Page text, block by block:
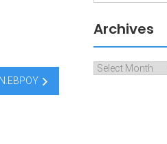
Archives
Archives